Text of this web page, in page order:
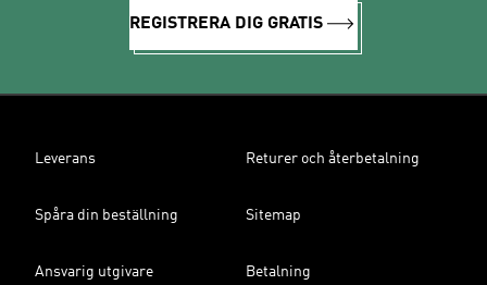
REGISTRERA DIG GRATIS
Leverans Returer och återbetalning
Spåra din beställning Sitemap
Ansvarig utgivare Betalning